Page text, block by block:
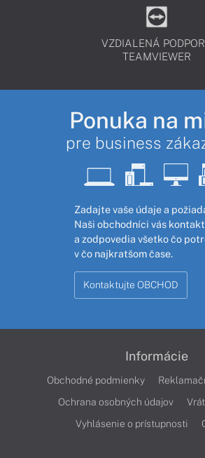
VZDIALENÁ
TEAMVIEWER
Ponuka na
pre business
Zadajte vaše údaje a
Naši obchodníci vás
a zodpovedia všetko čo
v čo najkratšom čase.
Kontaktujte OBCHOD
Informácie
Obchodné podmienky
Ochrana osobných údajov
Vyhlásenie o prístupnosti